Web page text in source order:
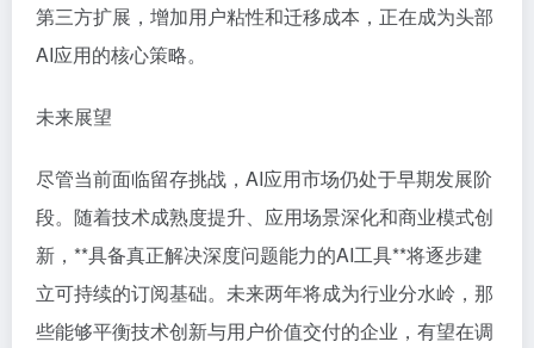
第三方扩展，增加用户粘性和迁移成本，正在成为头部
AI应用的核心策略。
未来展望
尽管当前面临留存挑战，AI应用市场仍处于早期发展阶
段。随着技术成熟度提升、应用场景深化和商业模式创
新，**具备真正解决深度问题能力的AI工具**将逐步建
立可持续的订阅基础。未来两年将成为行业分水岭，那
些能够平衡技术创新与用户价值交付的企业，有望在调